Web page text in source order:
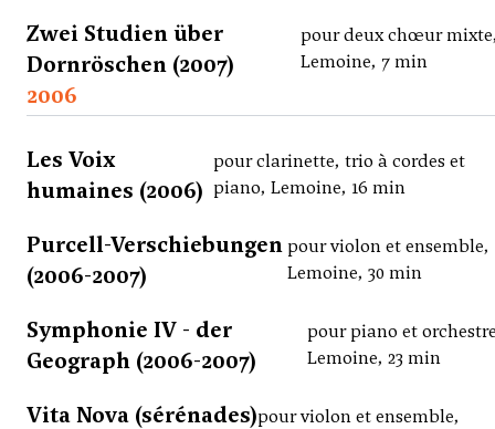
Zwei Studien über
Dornröschen (2007)
pour deux chœur
Lemoine, 7 min
2006
Les Voix
humaines (2006)
pour clarinette, trio à cordes et
piano, Lemoine, 16 min
Purcell-Verschiebungen
(2006-2007)
pour violon et ensemble,
Lemoine, 30 min
Symphonie IV - der
Geograph (2006-2007)
pour piano et
Lemoine, 23 min
Vita Nova (sérénades)pour violon et ensemble,